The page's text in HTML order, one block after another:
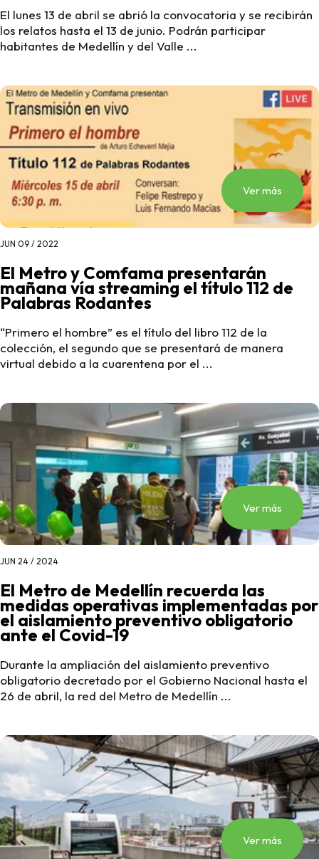
El lunes 13 de abril se abrió la convocatoria y se recibirán
los relatos hasta el 13 de junio. Podrán participar
habitantes de Medellín y del Valle ...
Ver más
JUN 09 / 2022
El Metro y Comfama presentarán
mañana vía streaming el título 112 de
Palabras Rodantes
“Primero el hombre” es el título del libro 112 de la
colección, el segundo que se presentará de manera
virtual debido a la cuarentena por el ...
Ver más
JUN 24 / 2024
El Metro de Medellín recuerda las
medidas operativas implementadas por
el aislamiento preventivo obligatorio
ante el Covid-19
Durante la ampliación del aislamiento preventivo
obligatorio decretado por el Gobierno Nacional hasta el
26 de abril, la red del Metro de Medellín ...
Ver más